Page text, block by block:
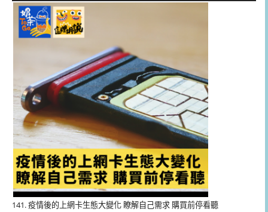
播
器
141. 疫情後的上網卡生態大變化 瞭解自己需求 購買前停看聽